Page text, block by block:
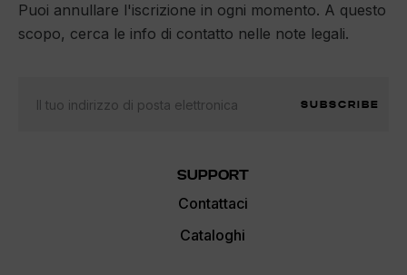
Puoi annullare l'iscrizione in ogni momento. A questo
scopo, cerca le info di contatto nelle note legali.
SUBSCRIBE
SUPPORT
Contattaci
Cataloghi